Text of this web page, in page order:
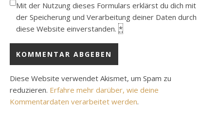
Mit der Nutzung dieses Formulars erklärst du dich mit
der Speicherung und Verarbeitung deiner Daten durch
diese Website einverstanden. *
Diese Website verwendet Akismet, um Spam zu
reduzieren. Erfahre mehr darüber, wie deine
Kommentardaten verarbeitet werden.